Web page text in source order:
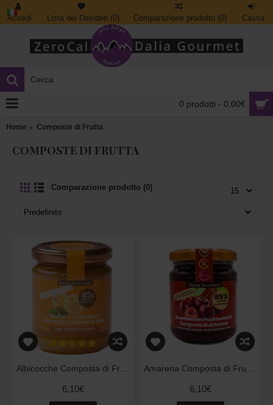
Accedi Lista dei Desideri (0) Comparazione prodotto (0) Cassa
0 prodotti - 0,00€
Home Composte di Frutta
COMPOSTE DI FRUTTA
Comparazione prodotto (0)
6,10€ 6,10€